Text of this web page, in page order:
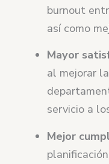
burnout
así como
Mayor
al mejorar
servicio a
Mejor